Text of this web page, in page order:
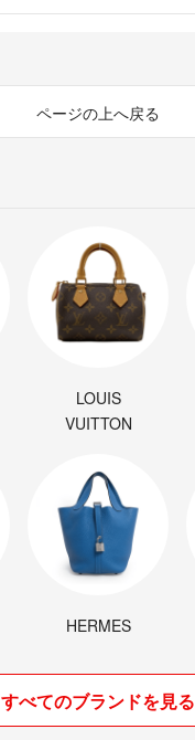
ページの上へ戻る
LOUIS
VUITTON
HERMES
すべてのブランドを見る